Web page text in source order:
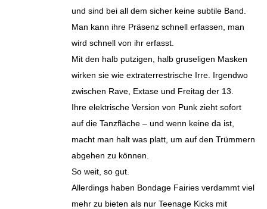
und sind bei all dem sicher keine subtile Band.
Man kann ihre Präsenz schnell erfassen, man
wird schnell von ihr erfasst.
Mit den halb putzigen, halb gruseligen Masken
wirken sie wie extraterrestrische Irre. Irgendwo
zwischen Rave, Extase und Freitag der 13.
Ihre elektrische Version von Punk zieht sofort
auf die Tanzfläche – und wenn keine da ist,
macht man halt was platt, um auf den Trümmern
abgehen zu können.
So weit, so gut.
Allerdings haben Bondage Fairies verdammt viel
mehr zu bieten als nur Teenage Kicks mit